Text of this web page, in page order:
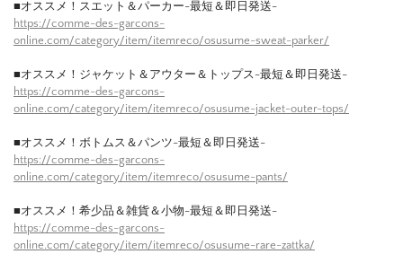
■オススメ！スエット＆パーカー-最短＆即日発送-
https://comme-des-garcons-
online.com/category/item/itemreco/osusume-sweat-parker/
■オススメ！ジャケット＆アウター＆トップス-最短＆即日発送-
https://comme-des-garcons-
online.com/category/item/itemreco/osusume-jacket-outer-tops/
■オススメ！ボトムス＆パンツ-最短＆即日発送-
https://comme-des-garcons-
online.com/category/item/itemreco/osusume-pants/
■オススメ！希少品＆雑貨＆小物-最短＆即日発送-
https://comme-des-garcons-
online.com/category/item/itemreco/osusume-rare-zattka/